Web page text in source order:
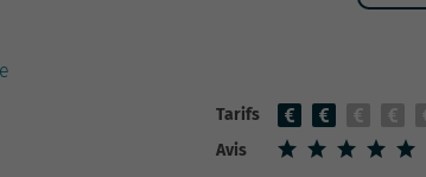
Tarifs
Avis